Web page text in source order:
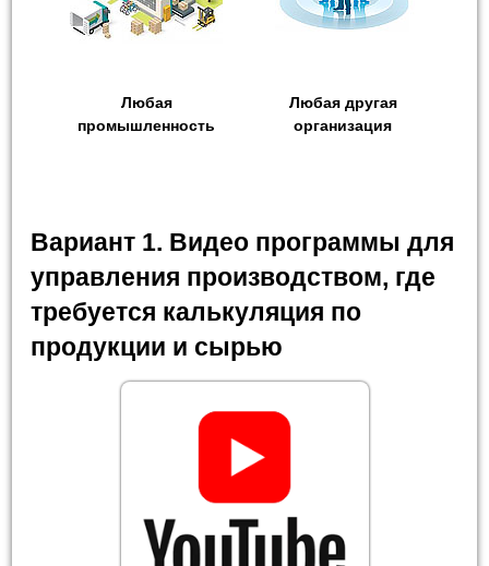
Любая
промышленность
Любая другая
организация
Вариант 1. Видео программы для
управления производством, где
требуется калькуляция по
продукции и сырью